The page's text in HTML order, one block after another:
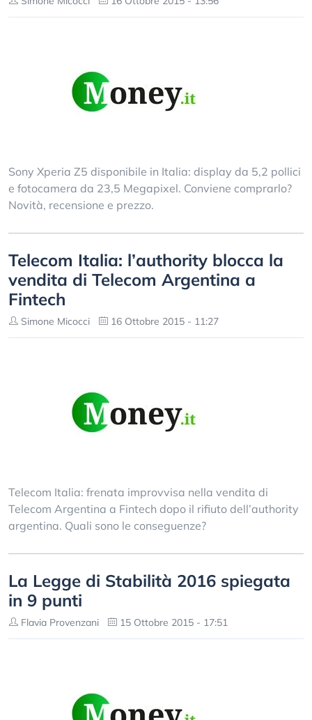
Sony Xperia Z5 disponibile in Italia: display da 5,2 pollici
e fotocamera da 23,5 Megapixel. Conviene comprarlo?
Novità, recensione e prezzo.
Telecom Italia: l’authority blocca la
vendita di Telecom Argentina a
Fintech
Simone Micocci 16 Ottobre 2015 - 11:27
Telecom Italia: frenata improvvisa nella vendita di
Telecom Argentina a Fintech dopo il rifiuto dell’authority
argentina. Quali sono le conseguenze?
La Legge di Stabilità 2016 spiegata
in 9 punti
Flavia Provenzani 15 Ottobre 2015 - 17:51